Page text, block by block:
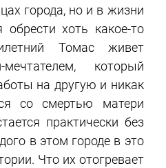
города, но и в жизни
хоть какое-то
Томас живет
который
на другую и никак
со смертью матери
практически без
в этом городе в это
Что их отогревает